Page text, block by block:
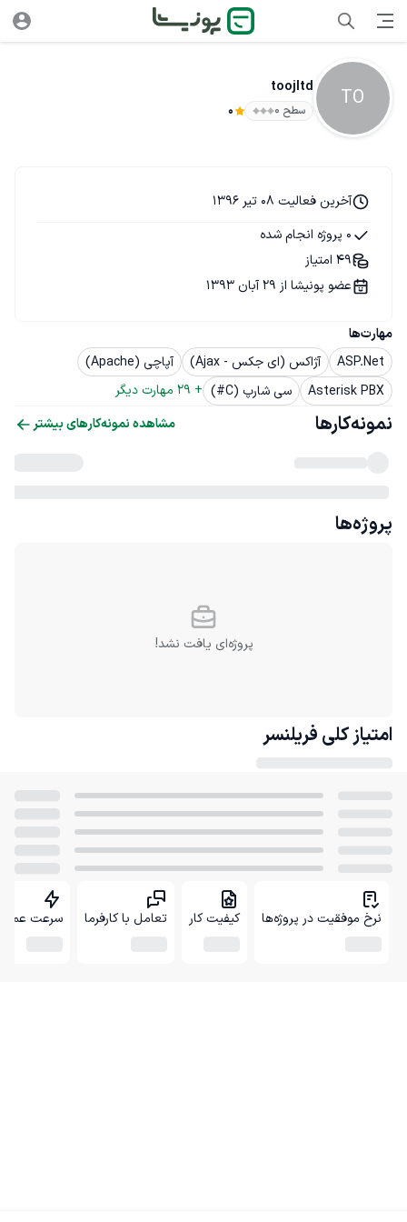
TO
toojltd
سطح ۰ 0
مهارت‌ها
ASP.Net
آژاکس (ای جکس - Ajax)
آپاچی (Apache)
Asterisk PBX
سی شارپ (C#) +
29 مهارت دیگر
آخرین فعالیت 08 تیر 1396
0 پروژه انجام شده
49 امتیاز
عضو پونیشا از 29 آبان 1393
نمونه‌کارها مشاهده نمونه‌کارهای بیشتر
پروژه‌ها
پروژه‌ای یافت نشد!
امتیاز کلی فریلنسر
نرخ موفقیت در پروژه‌ها کیفیت کار تعامل با کارفرما سرعت عمل